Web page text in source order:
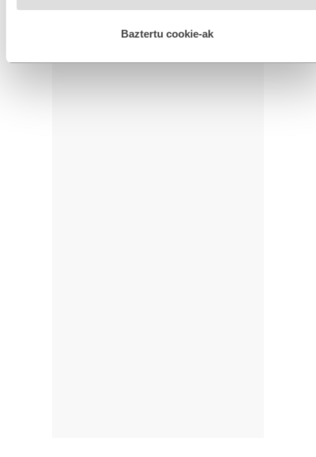
esplizitua ematen diguzu.Gehiago irakurri
Baztertu cookie-ak